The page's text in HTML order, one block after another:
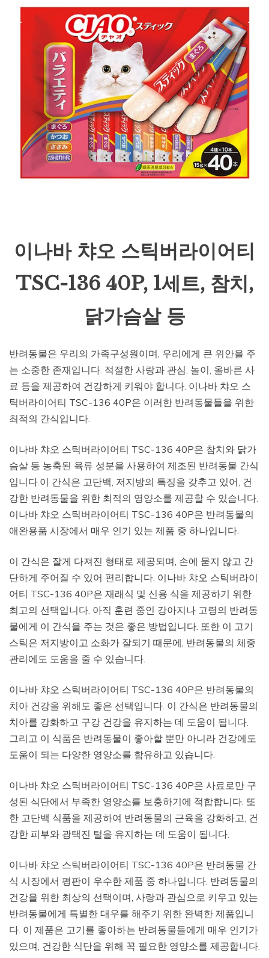
이나바 챠오 스틱버라이어티
TSC-136 40P, 1세트, 참치,
닭가슴살 등
반려동물은 우리의 가족구성원이며, 우리에게 큰 위안을 주
는 소중한 존재입니다. 적절한 사랑과 관심, 놀이, 올바른 사
료 등을 제공하여 건강하게 키워야 합니다. 이나바 챠오 스
틱버라이어티 TSC-136 40P은 이러한 반려동물들을 위한
최적의 간식입니다.
이나바 챠오 스틱버라이어티 TSC-136 40P은 참치와 닭가
슴살 등 농축된 육류 성분을 사용하여 제조된 반려동물 간식
입니다.이 간식은 고단백, 저지방의 특징을 갖추고 있어, 건
강한 반려동물을 위한 최적의 영양소를 제공할 수 있습니다.
이나바 챠오 스틱버라이어티 TSC-136 40P은 반려동물의
애완용품 시장에서 매우 인기 있는 제품 중 하나입니다.
이 간식은 잘게 다져진 형태로 제공되며, 손에 묻지 않고 간
단하게 주어질 수 있어 편리합니다. 이나바 챠오 스틱버라이
어티 TSC-136 40P은 재래식 및 신용 식을 제공하기 위한
최고의 선택입니다. 아직 훈련 중인 강아지나 고령의 반려동
물에게 이 간식을 주는 것은 좋은 방법입니다. 또한 이 고기
스틱은 저지방이고 소화가 잘되기 때문에, 반려동물의 체중
관리에도 도움을 줄 수 있습니다.
이나바 챠오 스틱버라이어티 TSC-136 40P은 반려동물의
치아 건강을 위해도 좋은 선택입니다. 이 간식은 반려동물의
치아를 강화하고 구강 건강을 유지하는 데 도움이 됩니다.
그리고 이 식품은 반려동물이 좋아할 뿐만 아니라 건강에도
도움이 되는 다양한 영양소를 함유하고 있습니다.
이나바 챠오 스틱버라이어티 TSC-136 40P은 사료로만 구
성된 식단에서 부족한 영양소를 보충하기에 적합합니다. 또
한 고단백 식품을 제공하여 반려동물의 근육을 강화하고, 건
강한 피부와 광택진 털을 유지하는 데 도움이 됩니다.
이나바 챠오 스틱버라이어티 TSC-136 40P은 반려동물 간
식 시장에서 평판이 우수한 제품 중 하나입니다. 반려동물의
건강을 위한 최상의 선택이며, 사랑과 관심으로 키우고 있는
반려동물에게 특별한 대우를 해주기 위한 완벽한 제품입니
다. 이 제품은 고기를 좋아하는 반려동물들에게 매우 인기가
있으며, 건강한 식단을 위해 꼭 필요한 영양소를 제공합니다.